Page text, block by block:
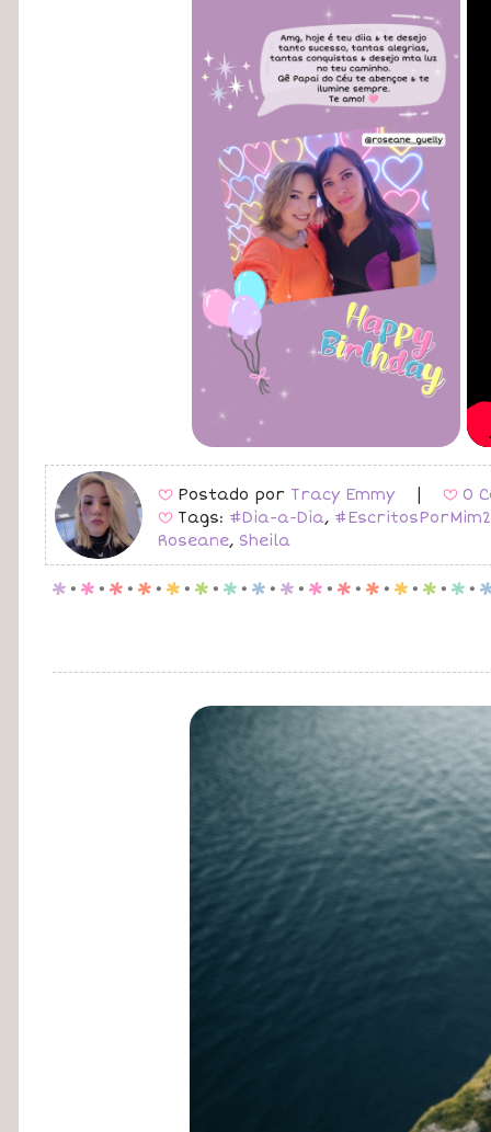
B Postado por Tracy Emmy B 0
B Tags: #Dia-a-Dia, #EscritosPorMim2
Roseane, Sheila
p . p . p . p . p . p . p . p . p . p . p . p . p . p . p .